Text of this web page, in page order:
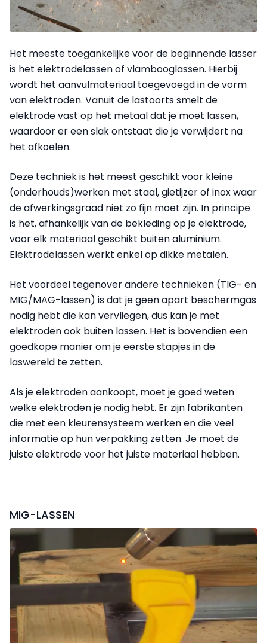
Het meeste toegankelijke voor de beginnende lasser
is het elektrodelassen of vlambooglassen. Hierbij
wordt het aanvulmateriaal toegevoegd in de vorm
van elektroden. Vanuit de lastoorts smelt de
elektrode vast op het metaal dat je moet lassen,
waardoor er een slak ontstaat die je verwijdert na
het afkoelen.
Deze techniek is het meest geschikt voor kleine
(onderhouds)werken met staal, gietijzer of inox waar
de afwerkingsgraad niet zo fijn moet zijn. In principe
is het, afhankelijk van de bekleding op je elektrode,
voor elk materiaal geschikt buiten aluminium.
Elektrodelassen werkt enkel op dikke metalen.
Het voordeel tegenover andere technieken (TIG- en
MIG/MAG-lassen) is dat je geen apart beschermgas
nodig hebt die kan vervliegen, dus kan je met
elektroden ook buiten lassen. Het is bovendien een
goedkope manier om je eerste stapjes in de
laswereld te zetten.
Als je elektroden aankoopt, moet je goed weten
welke elektroden je nodig hebt. Er zijn fabrikanten
die met een kleurensysteem werken en die veel
informatie op hun verpakking zetten. Je moet de
juiste elektrode voor het juiste materiaal hebben.
MIG-LASSEN